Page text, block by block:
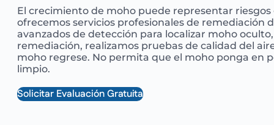
El crecimiento de moho puede representar
ofrecemos servicios profesionales de remediación
avanzados de detección para localizar moho
remediación, realizamos pruebas de calidad del
moho regrese. No permita que el moho ponga en
limpio.
Solicitar Evaluación Gratuita